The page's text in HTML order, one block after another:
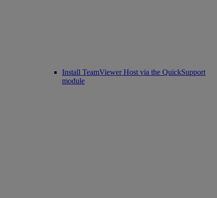
Install TeamViewer Host via the QuickSupport
module